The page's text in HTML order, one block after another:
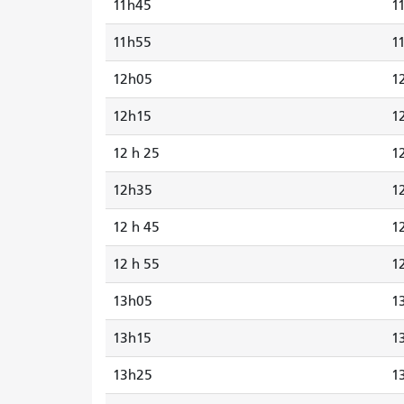
11h45
11h55
12h05
12h15
12 h 25
12h35
12 h 45
12 h 55
13h05
13h15
13h25